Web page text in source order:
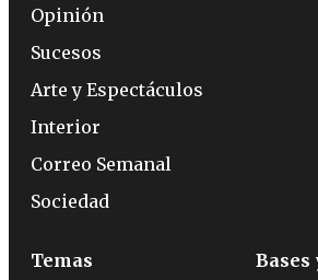
Opinión
Sucesos
Arte y Espectáculos
Interior
Correo Semanal
Sociedad
Temas Bases